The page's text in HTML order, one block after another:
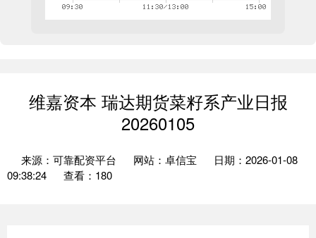
维嘉资本 瑞达期货菜籽系产业日报
20260105
来源：可靠配资平台 网站：卓信宝
日期：2026-01-08
09:38:24
查看：180